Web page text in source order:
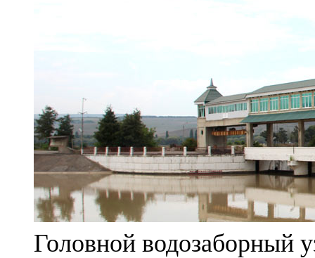
Головной водозаборный